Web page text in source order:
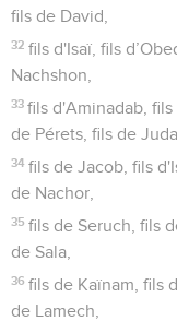
fils de David,
32 fils d'Isaï, fils
Nachshon,
33 fils d'Aminadab,
de Pérets, fils de Juda,
34 fils de Jacob, fils
de Nachor,
35 fils de Seruch, fils
de Sala,
36 fils de Kaïnam, fils
de Lamech,